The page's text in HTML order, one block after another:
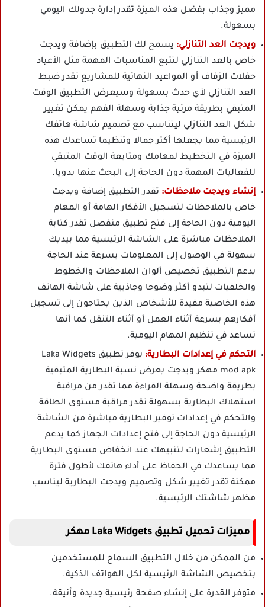
مميز وجذاب بفضل هذه الميزة تقدر إدارة جدولك اليومي
بسهولة.
ويدجت العد التنازلي: يسمح لك التطبيق بإضافة ويدجت
خاص بالعد التنازلي لتتبع المناسبات المهمة مثل الأعياد
حفلات الزفاف أو المواعيد النهائية للمشاريع تقدر ضبط
العد التنازلي لأي حدث بسهولة وسيعرض التطبيق الوقت
المتبقي بطريقة مرئية جذابة وسهلة الفهم يمكن تغيير
شكل العد التنازلي ليتناسب مع تصميم شاشة هاتفك
الرئيسية مما يجعلها أكثر جمالا وتنظيما تساعدك هذه
الميزة في التخطيط لمهامك ومتابعة الوقت المتبقي
للفعاليات المهمة دون الحاجة إلى البحث عنها يدويا.
إنشاء ويدجت ملاحظات: تقدر التطبيق إضافة ويدجت
خاص بالملاحظات لتسجيل الأفكار الهامة أو المهام
اليومية دون الحاجة إلى فتح تطبيق منفصل تقدر كتابة
الملاحظات مباشرة على الشاشة الرئيسية مما بيديك
سهولة في الوصول إلى المعلومات بسرعة عند الحاجة
يدعم التطبيق تخصيص ألوان الملاحظات والخطوط
والخلفيات لتبدو أكثر وضوحا وجاذبية على شاشة الهاتف
هذه الخاصية مفيدة للأشخاص الذين يحتاجون إلى تسجيل
أفكارهم بسرعة أثناء العمل أو أثناء التنقل كما أنها
تساعد في تنظيم المهام اليومية.
التحكم في إعدادات البطارية:
يوفر تطبيق Laka Widgets
mod apk مهكر ويدجت يعرض نسبة البطارية المتبقية
بطريقة واضحة وسهلة القراءة مما تقدر من مراقبة
استهلاك البطارية بسهولة تقدر مراقبة مستوى الطاقة
والتحكم في إعدادات توفير البطارية مباشرة من الشاشة
الرئيسية دون الحاجة إلى فتح إعدادات الجهاز كما يدعم
التطبيق إشعارات لتنبيهك عند انخفاض مستوى البطارية
مما يساعدك في الحفاظ على أداء هاتفك لأطول فترة
ممكنة تقدر تغيير شكل وتصميم ويدجت البطارية ليناسب
مظهر شاشتك الرئيسية.
مميزات تحميل تطبيق Laka Widgets مهكر
من الممكن من خلال التطبيق السماح للمستخدمين
بتخصيص الشاشة الرئيسية لكل الهواتف الذكية.
متوفر القدرة على إنشاء صفحة رئيسية جديدة وأنيقة.